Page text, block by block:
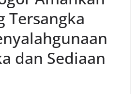
Tersangka
dan Sediaan